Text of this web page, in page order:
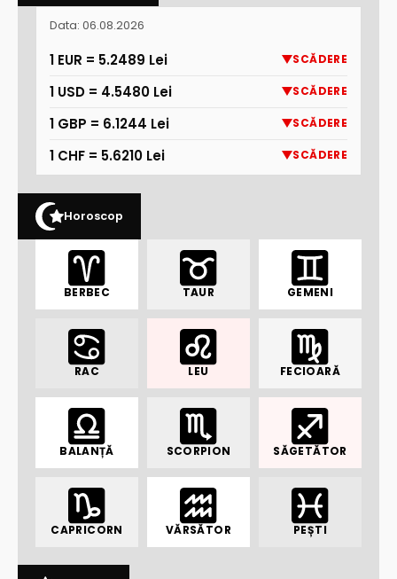
Data: 06.08.2026
1 EUR = 5.2489 Lei SCĂDERE
1 USD = 4.5480 Lei SCĂDERE
1 GBP = 6.1244 Lei SCĂDERE
1 CHF = 5.6210 Lei SCĂDERE
Horoscop
BERBEC TAUR GEMENI
RAC LEU FECIOARĂ
BALANȚĂ SCORPION SĂGETĂTOR
CAPRICORN VĂRSĂTOR PEȘTI